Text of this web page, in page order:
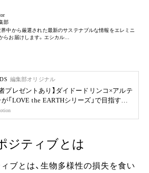
部
界中から厳選された最新のサステナブルな情報をエレミニ
らお届けします。エシカル…
編集部オリジナル
者プレゼントあり】ダイドードリンコ×アルテ
が「LOVE the EARTHシリーズ」で目指す未
ジティブとは
ブとは、生物多様性の損失を食い